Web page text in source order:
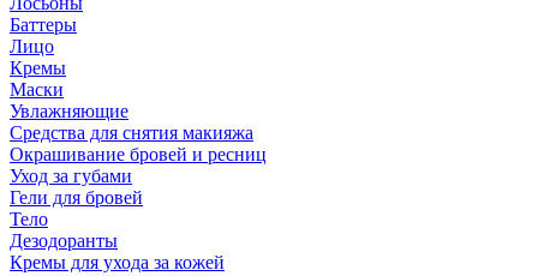
Баттеры
Лицо
Кремы
Маски
Увлажняющие
Средства для снятия макияжа
Окрашивание бровей и ресниц
Уход за губами
Гели для бровей
Тело
Дезодоранты
Кремы для ухода за кожей